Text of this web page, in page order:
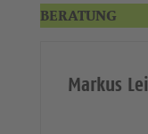
BERATUNG
Markus